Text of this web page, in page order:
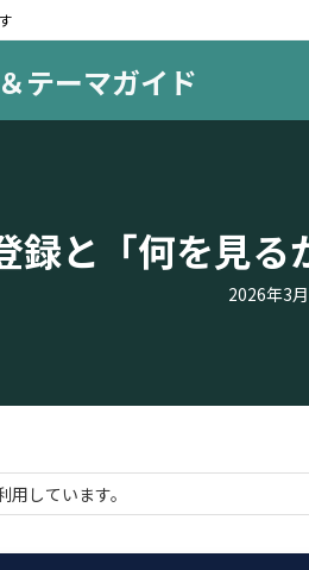
テーマガイド
録と「何を見
2026年3
しています。